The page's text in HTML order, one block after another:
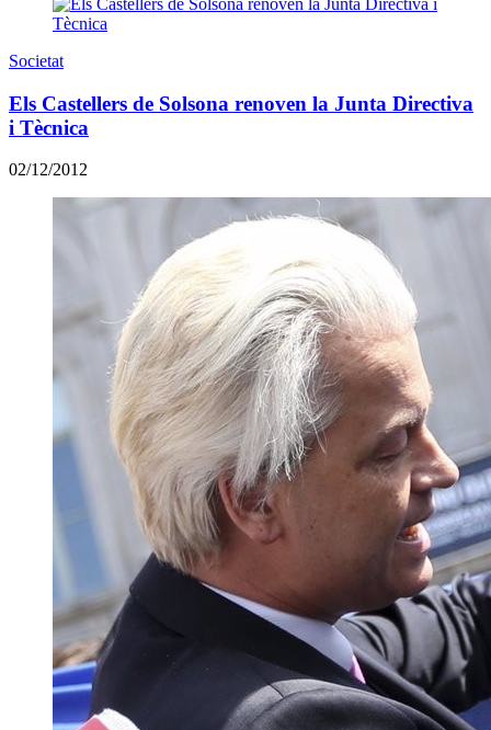
Societat
Els Castellers de Solsona renoven la Junta Directiva
i Tècnica
02/12/2012